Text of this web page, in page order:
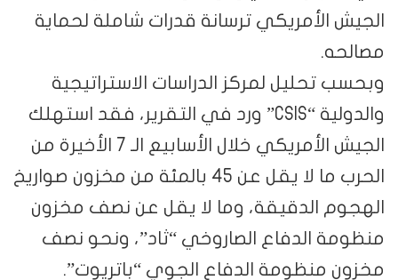
الجيش الأمريكي ترسانة قدرات شاملة لحماية
مصالحه.
وبحسب تحليل لمركز الدراسات الاستراتيجية
والدولية “CSIS” ورد في التقرير، فقد استهلك
الجيش الأمريكي خلال الأسابيع الـ 7 الأخيرة من
الحرب ما لا يقل عن 45 بالمئة من مخزون صواريخ
الهجوم الدقيقة، وما لا يقل عن نصف مخزون
منظومة الدفاع الصاروخي “ثاد”، ونحو نصف
مخزون منظومة الدفاع الجوي “باتريوت”.